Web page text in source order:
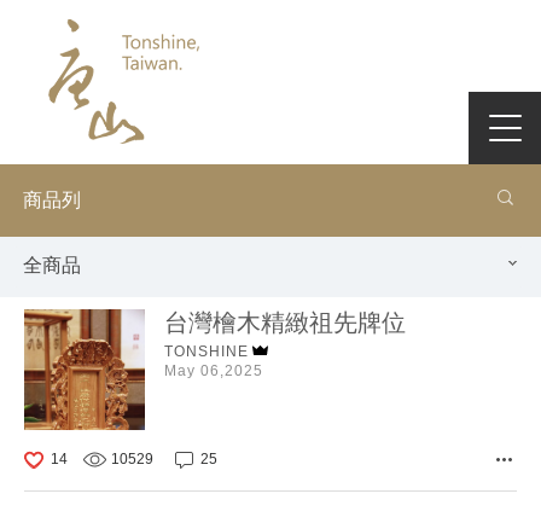
商品列
全商品
台灣檜木精緻祖先牌位
TONSHINE
May 06,2025
14 10529 25